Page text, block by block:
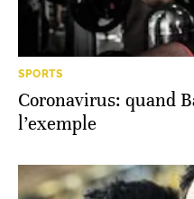
SPORTS
Coronavirus: quand
l’exemple